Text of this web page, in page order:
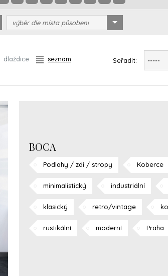
výběr dle místa působení
dlaždice seznam Seřadit: -----
BOCA
Podlahy / zdi / stropy Koberce
minimalistický industriální
klasický retro/vintage
rustikální moderní Praha